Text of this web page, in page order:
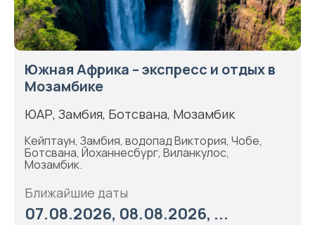
Южная Африка – экспресс и отдых в
Мозамбике
ЮАР, Замбия, Ботсвана, Мозамбик
Кейптаун, Замбия, водопад Виктория, Чобе,
Ботсвана, Йоханнесбург, Виланкулос,
Мозамбик.
Ближайшие даты
07.08.2026, 08.08.2026, ...